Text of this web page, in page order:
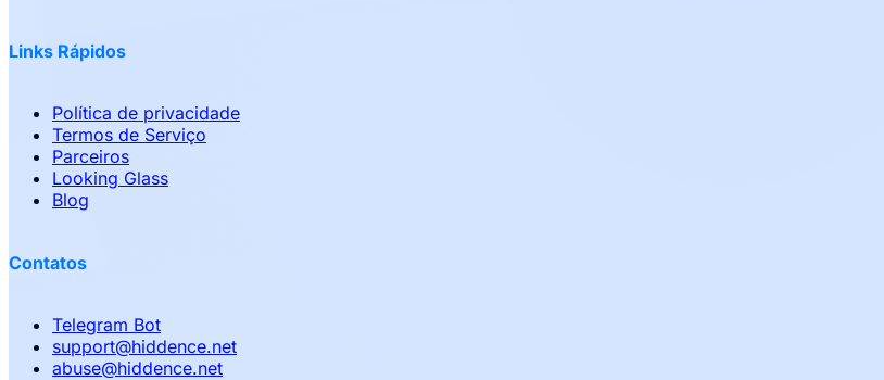
Links Rápidos
Política de privacidade
Termos de Serviço
Parceiros
Looking Glass
Blog
Contatos
Telegram Bot
support@hiddence.net
abuse@hiddence.net